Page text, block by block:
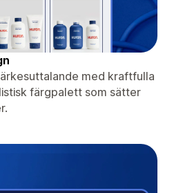
med kraftfulla
färgpalett som sätter